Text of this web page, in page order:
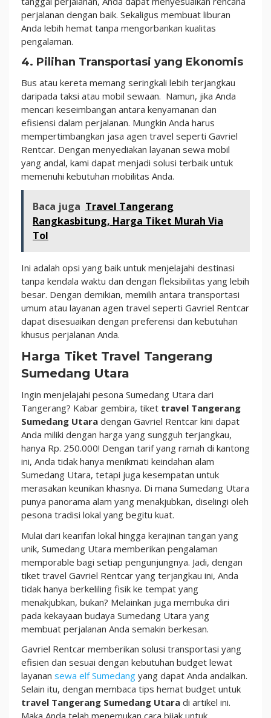
perjalanan dengan baik. Sekaligus membuat liburan
Anda lebih hemat tanpa mengorbankan kualitas
pengalaman.
4. Pilihan Transportasi yang Ekonomis
Bus atau kereta memang seringkali lebih terjangkau
daripada taksi atau mobil sewaan. Namun, jika Anda
mencari keseimbangan antara kenyamanan dan
efisiensi dalam perjalanan. Mungkin Anda harus
mempertimbangkan jasa agen travel seperti Gavriel
Rentcar. Dengan menyediakan layanan sewa mobil
yang andal, kami dapat menjadi solusi terbaik untuk
memenuhi kebutuhan mobilitas Anda.
Baca juga Travel Tangerang
Rangkasbitung, Harga Tiket Murah Via
Tol
Ini adalah opsi yang baik untuk menjelajahi destinasi
tanpa kendala waktu dan dengan fleksibilitas yang lebih
besar. Dengan demikian, memilih antara transportasi
umum atau layanan agen travel seperti Gavriel Rentcar
dapat disesuaikan dengan preferensi dan kebutuhan
khusus perjalanan Anda.
Harga Tiket Travel Tangerang
Sumedang Utara
Ingin menjelajahi pesona Sumedang Utara dari
Tangerang? Kabar gembira, tiket travel Tangerang
Sumedang Utara dengan Gavriel Rentcar kini dapat
Anda miliki dengan harga yang sungguh terjangkau,
hanya Rp. 250.000! Dengan tarif yang ramah di kantong
ini, Anda tidak hanya menikmati keindahan alam
Sumedang Utara, tetapi juga kesempatan untuk
merasakan keunikan khasnya. Di mana Sumedang Utara
punya panorama alam yang menakjubkan, diselingi oleh
pesona tradisi lokal yang begitu kuat.
Mulai dari kearifan lokal hingga kerajinan tangan yang
unik, Sumedang Utara memberikan pengalaman
memporable bagi setiap pengunjungnya. Jadi, dengan
tiket travel Gavriel Rentcar yang terjangkau ini, Anda
tidak hanya berkeliling fisik ke tempat yang
menakjubkan, bukan? Melainkan juga membuka diri
pada kekayaan budaya Sumedang Utara yang
membuat perjalanan Anda semakin berkesan.
Gavriel Rentcar memberikan solusi transportasi yang
efisien dan sesuai dengan kebutuhan budget lewat
layanan sewa elf Sumedang yang dapat Anda andalkan.
Selain itu, dengan membaca tips hemat budget untuk
travel Tangerang Sumedang Utara di artikel ini.